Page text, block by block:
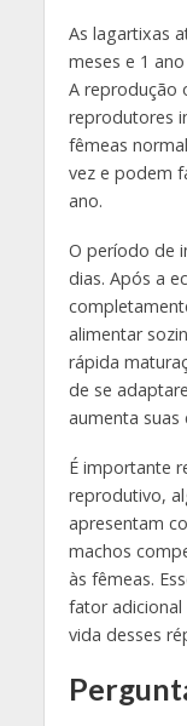
As lagartixas
meses e 1
A reprodução
reprodutores
fêmeas
vez e podem
ano.
O período de
dias. Após a
alimentar
rápida
de se
aumenta suas
É importante
reprodutivo,
apresentam
machos
às fêmeas.
fator adicional
vida desses